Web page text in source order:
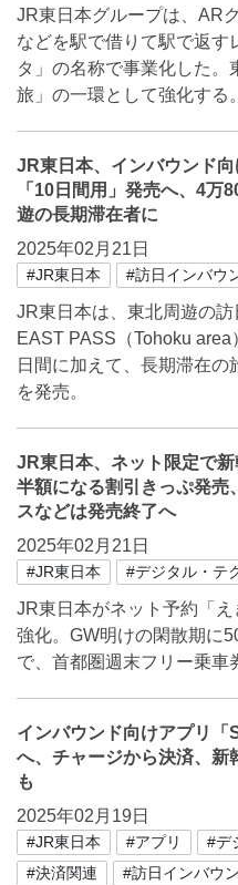
JR東日本グループは、AR
などを駅で借りて駅で返す
タ」の名称で事業化した。
旅」の一環として強化する。
JR東日本、インバウンド
「10日間用」発売へ、4万
遊の長期滞在者に
2025年02月21日
#JR東日本 #訪日インバウ
JR東日本は、東北周遊の
EAST PASS（Tohoku
日間に加えて、長期滞在の
を発売。
JR東日本、ネット限定で
半額になる割引きっぷ発売
スなどは発売終了へ
2025年02月21日
#JR東日本 #デジタル・テ
JR東日本がネット予約「
強化。GW明けの閑散期に
で、首都圏週末フリー乗車
インバウンド向けアプリ「
へ、チャージから決済、新
も
2025年02月19日
#JR東日本 #アプリ
#デ
#決済関連
#訪日インバウ